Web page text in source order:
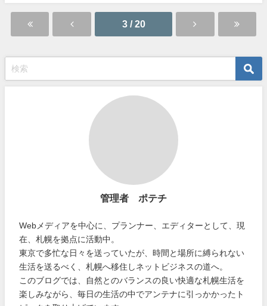
3 / 20
管理者 ポテチ
Webメディアを中心に、プランナー、エディターとして、現
在、札幌を拠点に活動中。
東京で多忙な日々を送っていたが、時間と場所に縛られない
生活を送るべく、札幌へ移住しネットビジネスの道へ。
このブログでは、自然とのバランスの良い快適な札幌生活を
楽しみながら、毎日の生活の中でアンテナに引っかかったト